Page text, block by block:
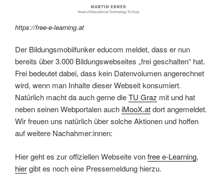
https://free-e-learning.at
Der Bildungsmobilfunker educom meldet, dass er nun
bereits über 3.000 Bildungswebseites „frei geschalten“ hat.
Frei bedeutet dabei, dass kein Datenvolumen angerechnet
wird, wenn man Inhalte dieser Webseit konsumiert.
Natürlich macht da auch gerne dieTU Graz mit und hat
neben seinen Webportalen auchiMooX.atdort angemeldet.
Wir freuen uns natürlich über solche Aktionen und hoffen
auf weitere Nachahmer:innen:
Hier geht es zur offiziellen Webseite vonfree e-Learning,
hiergibt es noch eine Pressemeldung hierzu.